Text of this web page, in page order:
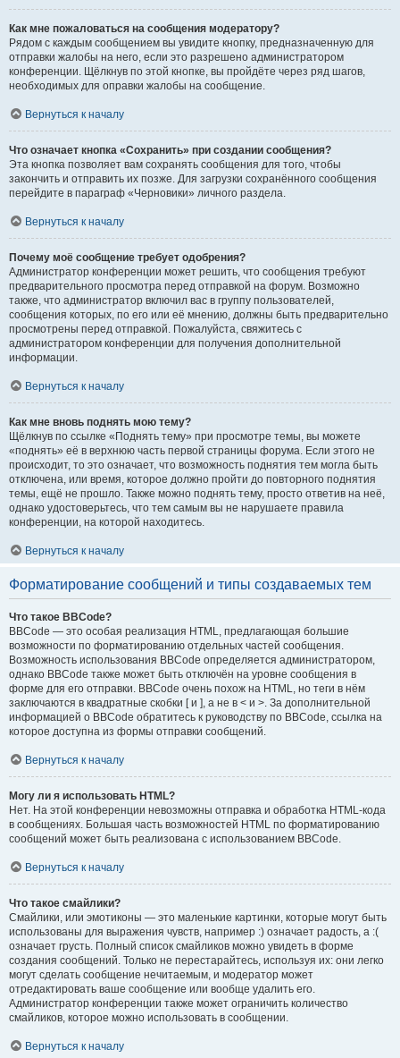
Как мне пожаловаться на сообщения модератору?
Рядом с каждым сообщением вы увидите кнопку, предназначенную для
отправки жалобы на него, если это разрешено администратором
конференции. Щёлкнув по этой кнопке, вы пройдёте через ряд шагов,
необходимых для оправки жалобы на сообщение.
Вернуться к началу
Что означает кнопка «Сохранить» при создании сообщения?
Эта кнопка позволяет вам сохранять сообщения для того, чтобы
закончить и отправить их позже. Для загрузки сохранённого сообщения
перейдите в параграф «Черновики» личного раздела.
Вернуться к началу
Почему моё сообщение требует одобрения?
Администратор конференции может решить, что сообщения требуют
предварительного просмотра перед отправкой на форум. Возможно
также, что администратор включил вас в группу пользователей,
сообщения которых, по его или её мнению, должны быть предварительно
просмотрены перед отправкой. Пожалуйста, свяжитесь с
администратором конференции для получения дополнительной
информации.
Вернуться к началу
Как мне вновь поднять мою тему?
Щёлкнув по ссылке «Поднять тему» при просмотре темы, вы можете
«поднять» её в верхнюю часть первой страницы форума. Если этого не
происходит, то это означает, что возможность поднятия тем могла быть
отключена, или время, которое должно пройти до повторного поднятия
темы, ещё не прошло. Также можно поднять тему, просто ответив на неё,
однако удостоверьтесь, что тем самым вы не нарушаете правила
конференции, на которой находитесь.
Вернуться к началу
Форматирование сообщений и типы создаваемых тем
Что такое BBCode?
BBCode — это особая реализация HTML, предлагающая большие
возможности по форматированию отдельных частей сообщения.
Возможность использования BBCode определяется администратором,
однако BBCode также может быть отключён на уровне сообщения в
форме для его отправки. BBCode очень похож на HTML, но теги в нём
заключаются в квадратные скобки [ и ], а не в < и >. За дополнительной
информацией о BBCode обратитесь к руководству по BBCode, ссылка на
которое доступна из формы отправки сообщений.
Вернуться к началу
Могу ли я использовать HTML?
Нет. На этой конференции невозможны отправка и обработка HTML-кода
в сообщениях. Большая часть возможностей HTML по форматированию
сообщений может быть реализована с использованием BBCode.
Вернуться к началу
Что такое смайлики?
Смайлики, или эмотиконы — это маленькие картинки, которые могут быть
использованы для выражения чувств, например :) означает радость, а :(
означает грусть. Полный список смайликов можно увидеть в форме
создания сообщений. Только не перестарайтесь, используя их: они легко
могут сделать сообщение нечитаемым, и модератор может
отредактировать ваше сообщение или вообще удалить его.
Администратор конференции также может ограничить количество
смайликов, которое можно использовать в сообщении.
Вернуться к началу